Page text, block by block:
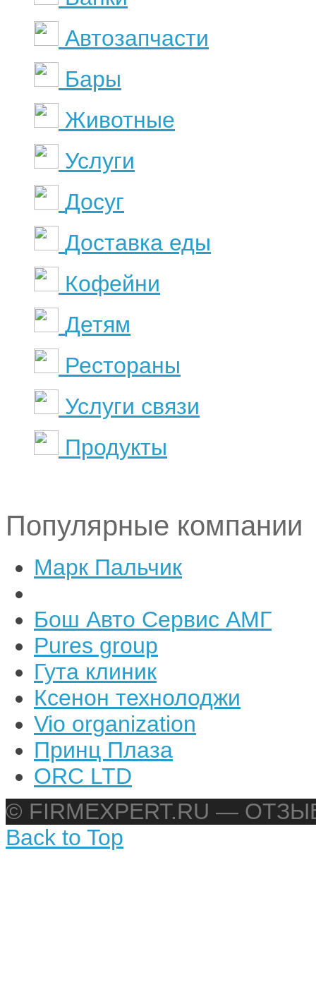
Автозапчасти
Бары
Животные
Услуги
Досуг
Доставка еды
Кофейни
Детям
Рестораны
Услуги связи
Продукты
Популярные компании
Марк Пальчик
Бош Авто Сервис АМГ
Pures group
Гута клиник
Ксенон технолоджи
Vio organization
Принц Плаза
ORC LTD
© FIRMEXPERT.RU —
Back to Top